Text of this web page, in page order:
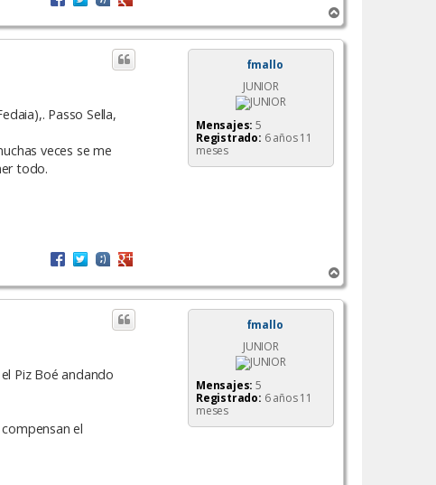
r
r
fmallo
JUNIOR
Mensajes: 5
Registrado: 6 años 11
meses
Passo Sella,
veces se me
todo.
r
r
fmallo
JUNIOR
Mensajes: 5
Registrado: 6 años 11
meses
Piz Boé andando
el